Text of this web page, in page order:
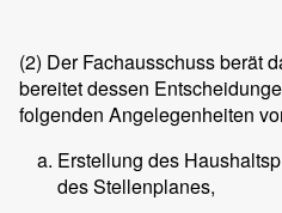
(2) Der Fachausschuss berät
bereitet dessen
folgenden Angelegenheiten
Erstellung des
des Stellenplanes,